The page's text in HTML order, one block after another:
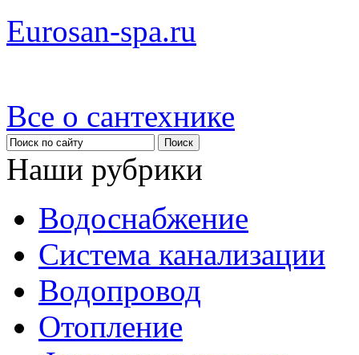
Eurosan-spa.ru
Все о сантехнике
Наши рубрики
Водоснабжение
Система канализации
Водопровод
Отопление